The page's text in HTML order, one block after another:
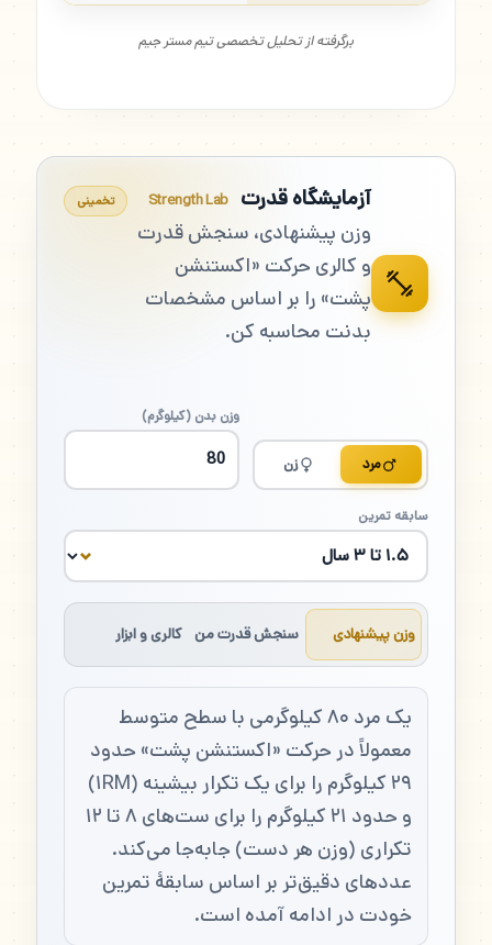
برگرفته از تحلیل تخصصی تیم مستر جیم
آزمایشگاه قدرت Strength Lab
وزن پیشنهادی، سنجش قدرت
و کالری حرکت «اکستنشن
پشت» را بر اساس مشخصات
بدنت محاسبه کن.
تخمینی
مرد زن
وزن بدن (کیلوگرم)
سابقه تمرین
وزن پیشنهادی سنجش قدرت من کالری و ابزار
یک مرد ۸۰ کیلوگرمی با سطح متوسط
معمولاً در حرکت «اکستنشن پشت» حدود
۲۹ کیلوگرم را برای یک تکرار بیشینه (۱RM)
و حدود ۲۱ کیلوگرم را برای ست‌های ۸ تا ۱۲
تکراری (وزن هر دست) جابه‌جا می‌کند.
عددهای دقیق‌تر بر اساس سابقهٔ تمرین
خودت در ادامه آمده است.